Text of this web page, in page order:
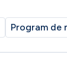
Program de